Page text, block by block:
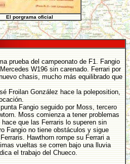
El porgrama oficial
prueba del campeonato de F1. Fangio
W196 sin carenado. Ferrari por
chasis, mucho más equilibrado que
Froilan González hace la poleposition,
Fangio seguido por Moss, tercero
Moss comienza a tener problemas
que las Ferraris lo superen sin
Fangio no tiene obstáculos y sigue
Hawthorn rompe su Ferrari a
vueltas se corren bajo una lluvia
el trabajo del Chueco.